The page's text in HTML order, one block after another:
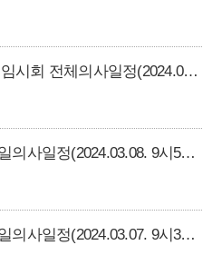
제294회 인천광역시의회 임시회 전체의사일정(2024.05.13. 10시)
제293회 제5차 본회의 당일의사일정(2024.03.08. 9시50분)
제293회 제4차 본회의 당일의사일정(2024.03.07. 9시30분)